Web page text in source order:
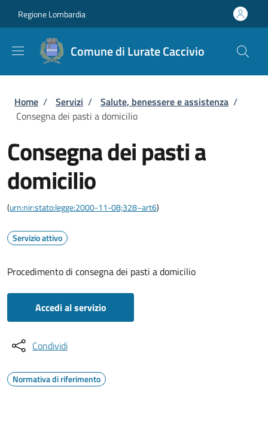
Regione Lombardia
Comune di Lurate Caccivio
Briciole di pane
Home / Servizi / Salute, benessere e assistenza /
Consegna dei pasti a domicilio
Consegna dei pasti a
domicilio
(urn:nir:stato:legge:2000-11-08;328~art6)
Servizio attivo
Procedimento di consegna dei pasti a domicilio
Accedi al servizio
Condividi
Normativa di riferimento